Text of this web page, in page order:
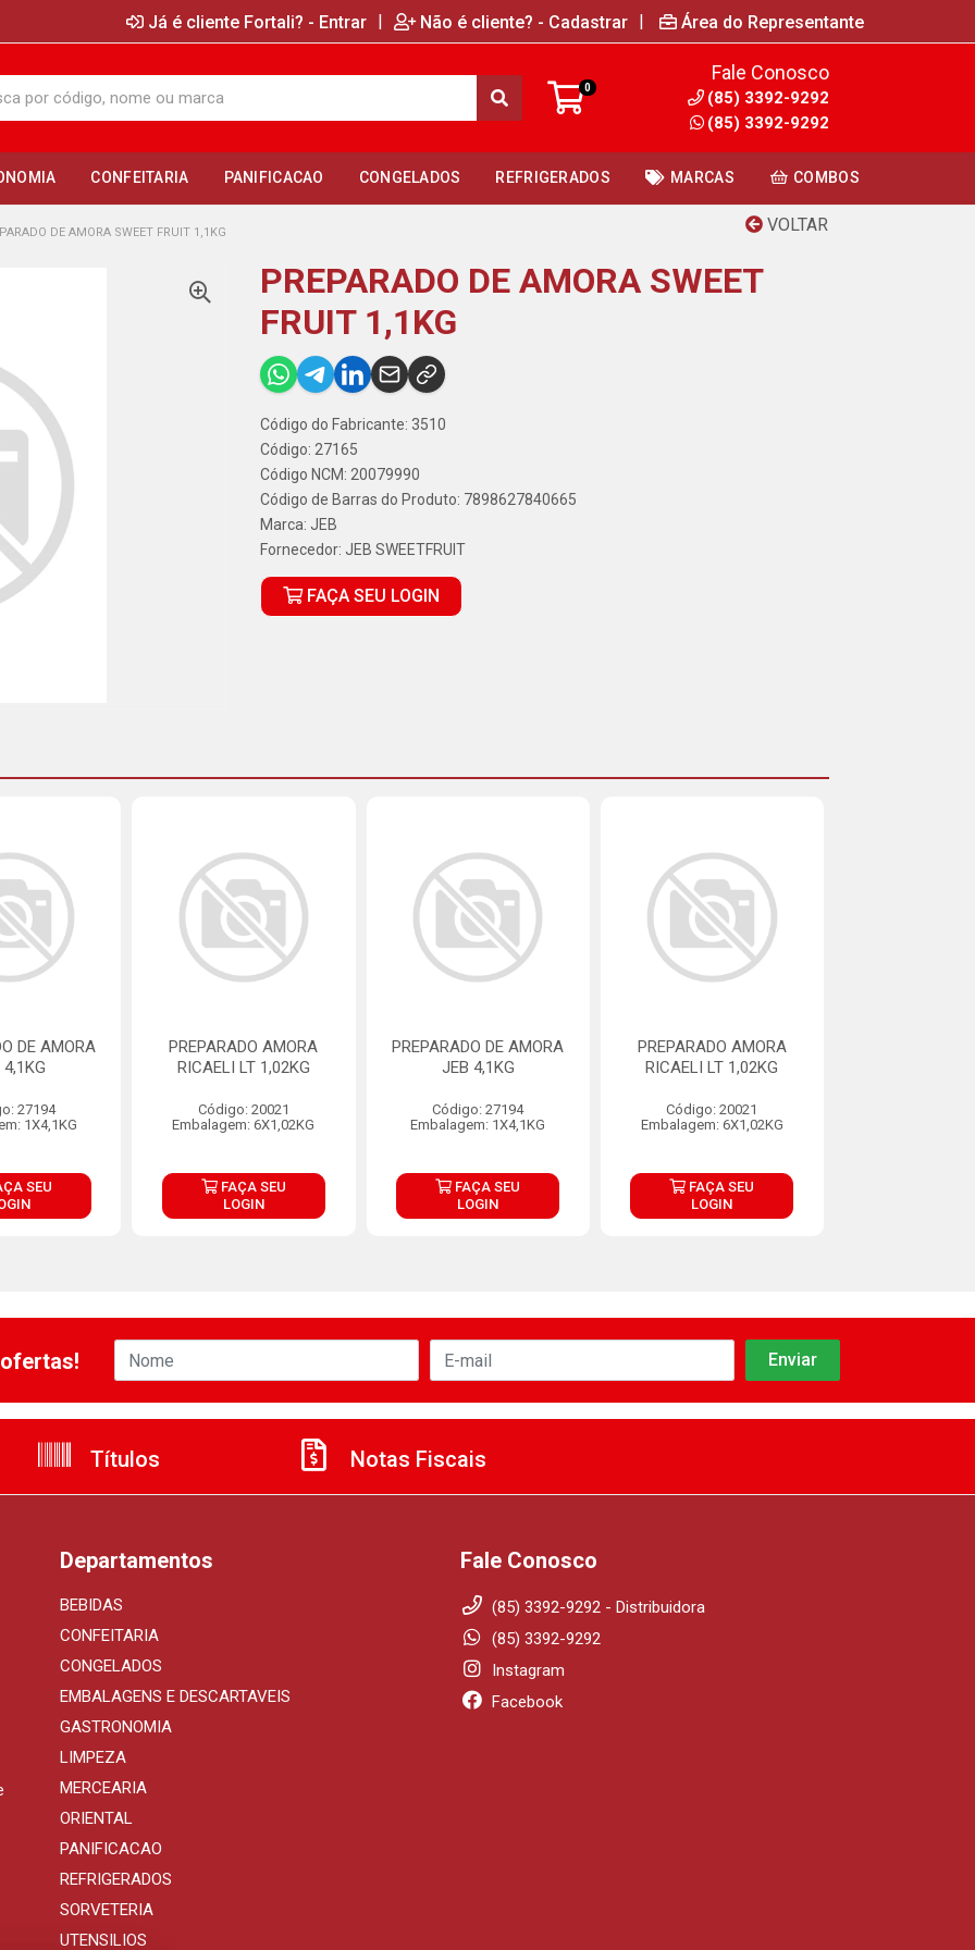
Já é cliente Fortali? - Entrar | Não é cliente? - Cadastrar | Área do Representante
0
Fale Conosco
(85) 3392-9292
(85) 3392-9292
CONFEITARIA PANIFICACAO CONGELADOS REFRIGERADOS MARCAS COMBOS
VOLTAR
DE AMORA SWEET FRUIT 1,1KG
PREPARADO DE AMORA SWEET
FRUIT 1,1KG
Código do Fabricante: 3510
Código: 27165
Código NCM: 20079990
Código de Barras do Produto: 7898627840665
Marca: JEB
Fornecedor: JEB SWEETFRUIT
FAÇA SEU LOGIN
DE AMORA
4,1KG
27194
1X4,1KG
SEU
PREPARADO AMORA
RICAELI LT 1,02KG
Código: 20021
Embalagem: 6X1,02KG
FAÇA SEU
LOGIN
PREPARADO DE AMORA
JEB 4,1KG
Código: 27194
Embalagem: 1X4,1KG
FAÇA SEU
LOGIN
PREPARADO AMORA
RICAELI LT 1,02KG
Código: 20021
Embalagem: 6X1,02KG
FAÇA SEU
LOGIN
Títulos Notas Fiscais
Departamentos
BEBIDAS
CONFEITARIA
CONGELADOS
EMBALAGENS E DESCARTAVEIS
GASTRONOMIA
LIMPEZA
MERCEARIA
ORIENTAL
PANIFICACAO
REFRIGERADOS
SORVETERIA
UTENSILIOS
Fale Conosco
(85) 3392-9292 - Distribuidora
(85) 3392-9292
Instagram
Facebook